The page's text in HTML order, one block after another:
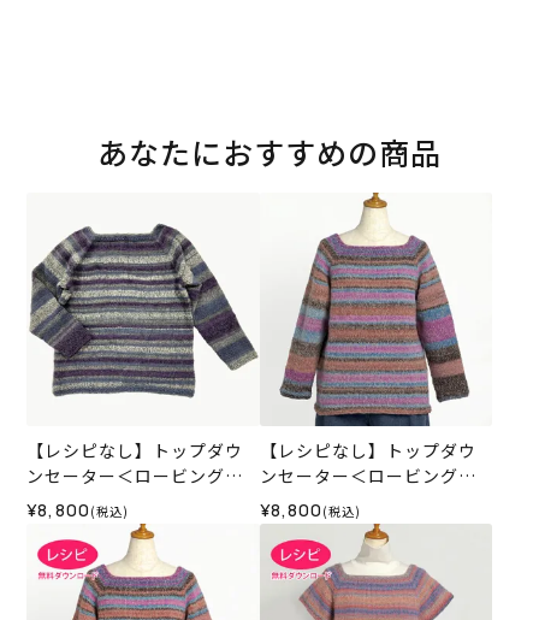
あなたにおすすめの商品
【レシピなし】トップダウ
ンセーター＜ロービングキ
ッス50N＞（編み物 材料セ
ット）
¥8,800 (税込)
【レシピなし】トップダウ
ンセーター＜ロービングキ
ッス59P＞（編み物 材料セ
ット）
¥8,800 (税込)